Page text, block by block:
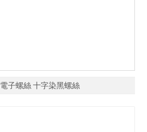
電子螺絲 十字染黑螺絲